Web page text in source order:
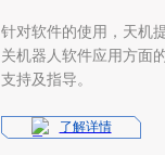
针对软件的使用，天机
关机器人软件应用方面
支持及指导。
了解详情